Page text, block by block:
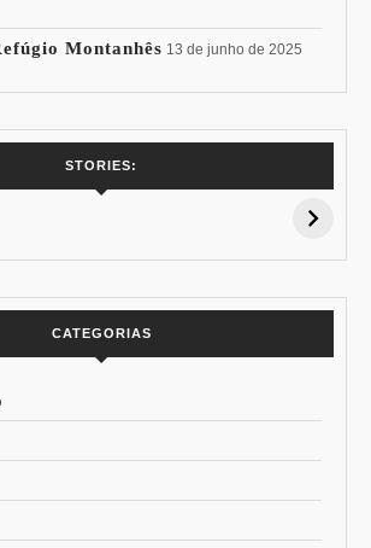
Montanhês 13 de junho de 2025
STORIES:
Pessoal: Os
CATEGORIAS